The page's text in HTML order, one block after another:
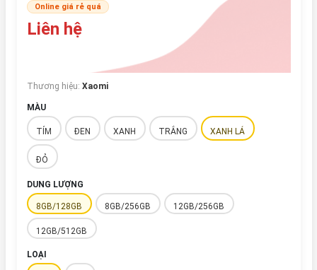
Online giá rẻ quá
Liên hệ
Thương hiệu: Xaomi
MÀU
TÍM ĐEN XANH TRẮNG XANH LÁ
ĐỎ
DUNG LƯỢNG
8GB/128GB 8GB/256GB 12GB/256GB
12GB/512GB
LOẠI